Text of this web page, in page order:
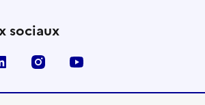
sociaux
LinkedIn Instagram